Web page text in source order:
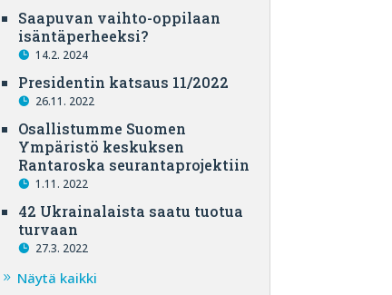
Saapuvan vaihto-oppilaan
isäntäperheeksi?
14.2. 2024
Presidentin katsaus 11/2022
26.11. 2022
Osallistumme Suomen
Ympäristö keskuksen
Rantaroska seurantaprojektiin
1.11. 2022
42 Ukrainalaista saatu tuotua
turvaan
27.3. 2022
Näytä kaikki